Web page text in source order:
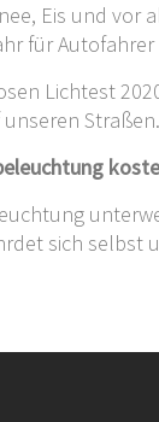
Eis und vor
für
Lichtest
Straßen.
sich selbst